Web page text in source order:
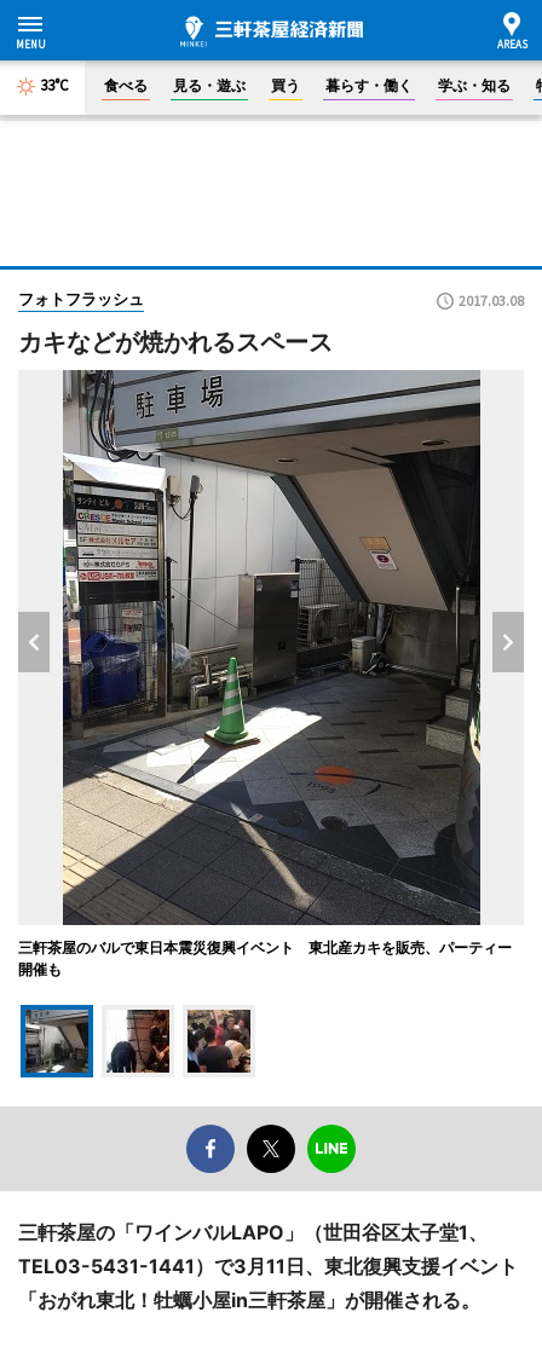
33°C 食べる 見る・遊ぶ 買う 暮らす・働く 学ぶ・知る
フォトフラッシュ 2017.03.08
カキなどが焼かれるスペース
三軒茶屋のバルで東日本震災復興イベント 東北産カキを販売、パーティー
開催も
三軒茶屋の「ワインバルLAPO」（世田谷区太子堂1、
TEL03-5431-1441）で3月11日、東北復興支援イベント
「おがれ東北！牡蠣小屋in三軒茶屋」が開催される。